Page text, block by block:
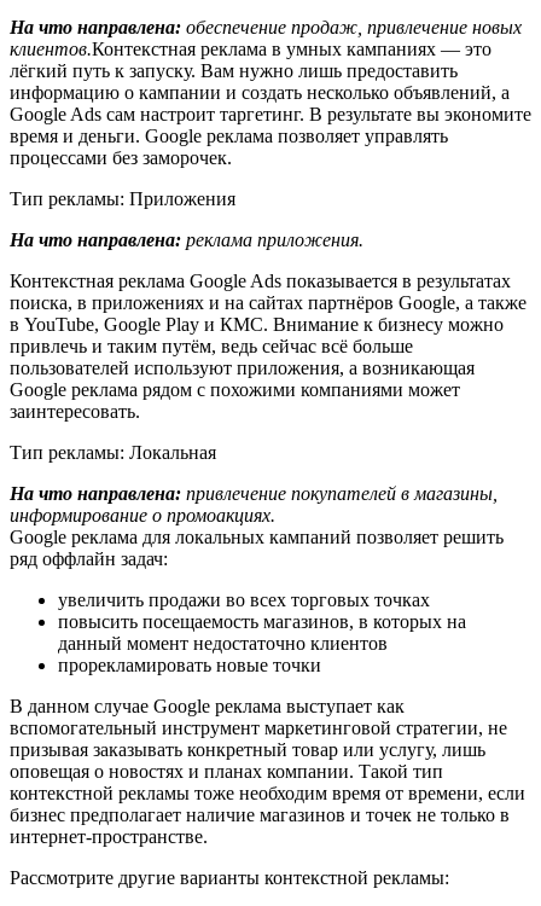
На что направлена: обеспечение продаж, привлечение новых
клиентов.Контекстная реклама в умных кампаниях — это
лёгкий путь к запуску. Вам нужно лишь предоставить
информацию о кампании и создать несколько объявлений, а
Google Ads сам настроит таргетинг. В результате вы экономите
время и деньги. Google реклама позволяет управлять
процессами без заморочек.
Тип рекламы: Приложения
На что направлена: реклама приложения.
Контекстная реклама Google Ads показывается в результатах
поиска, в приложениях и на сайтах партнёров Google, а также
в YouTube, Google Play и КМС. Внимание к бизнесу можно
привлечь и таким путём, ведь сейчас всё больше
пользователей используют приложения, а возникающая
Google реклама рядом с похожими компаниями может
заинтересовать.
Тип рекламы: Локальная
На что направлена: привлечение покупателей в магазины,
информирование о промоакциях.
Google реклама для локальных кампаний позволяет решить
ряд оффлайн задач:
увеличить продажи во всех торговых точках
повысить посещаемость магазинов, в которых на
данный момент недостаточно клиентов
прорекламировать новые точки
В данном случае Google реклама выступает как
вспомогательный инструмент маркетинговой стратегии, не
призывая заказывать конкретный товар или услугу, лишь
оповещая о новостях и планах компании. Такой тип
контекстной рекламы тоже необходим время от времени, если
бизнес предполагает наличие магазинов и точек не только в
интернет-пространстве.
Рассмотрите другие варианты контекстной рекламы: